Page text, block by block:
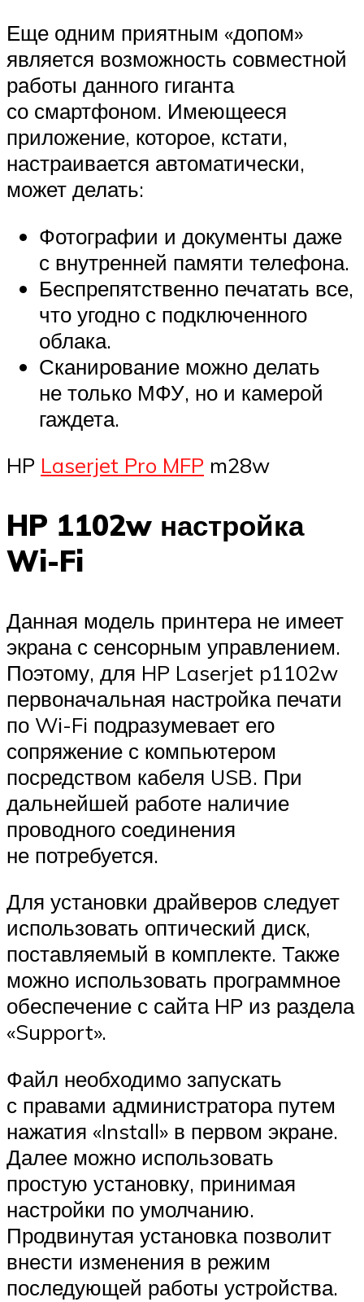
Еще одним приятным «допом»
является возможность совместной
работы данного гиганта
со смартфоном. Имеющееся
приложение, которое, кстати,
настраивается автоматически,
может делать:
Фотографии и документы даже
с внутренней памяти телефона.
Беспрепятственно печатать все,
что угодно с подключенного
облака.
Сканирование можно делать
не только МФУ, но и камерой
гаждета.
HP Laserjet Pro MFP m28w
HP 1102w настройка
Wi-Fi
Данная модель принтера не имеет
экрана с сенсорным управлением.
Поэтому, для HP Laserjet p1102w
первоначальная настройка печати
по Wi-Fi подразумевает его
сопряжение с компьютером
посредством кабеля USB. При
дальнейшей работе наличие
проводного соединения
не потребуется.
Для установки драйверов следует
использовать оптический диск,
поставляемый в комплекте. Также
можно использовать программное
обеспечение с сайта HP из раздела
«Support».
Файл необходимо запускать
с правами администратора путем
нажатия «Install» в первом экране.
Далее можно использовать
простую установку, принимая
настройки по умолчанию.
Продвинутая установка позволит
внести изменения в режим
последующей работы устройства.